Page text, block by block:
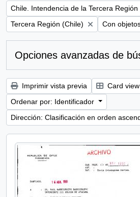
Remove filter:
Chile. Intendencia de la Tercera Región
Remove filter:
Tercera Región (Chile) Remove
Con
Opciones avanzadas de
Imprimir vista previa Card view
Ordenar por: Identificador
Dirección: Clasificación en orden